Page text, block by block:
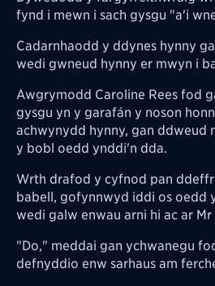
fynd i mewn i sach gysgu "a'i
Cadarnhaodd y ddynes hynny
wedi gwneud hynny er mwyn i
Awgrymodd Caroline Rees fod
gysgu yn y garafán y noson
achwynydd hynny, gan ddweud
y bobl oedd ynddi'n dda.
Wrth drafod y cyfnod pan
babell, gofynnwyd iddi os oedd
wedi galw enwau arni hi ac ar
"Do," meddai gan ychwanegu
defnyddio enw sarhaus am